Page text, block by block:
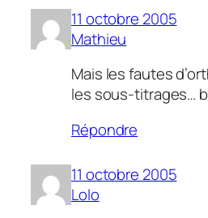
11 octobre 2005
Mathieu
Mais les fautes
les sous-titrages…
Répondre
11 octobre 2005
Lolo